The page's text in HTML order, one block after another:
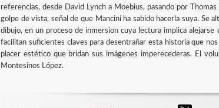
referencias, desde David Lynch a Moebius, pasando por
golpe de vista, señal de que Mancini ha sabido hacerla suya. Se
dibujo, en un proceso de inmersion cuya lectura implica
facilitan suficientes claves para desentrañar esta historia que
placer estético que bridan sus imágenes imperecederas. El
Montesinos López.